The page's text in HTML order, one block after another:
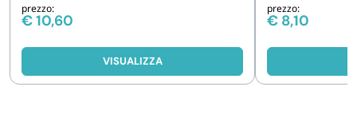
prezzo:
€10,60
VISUALIZZA
prezzo:
€ 8,10